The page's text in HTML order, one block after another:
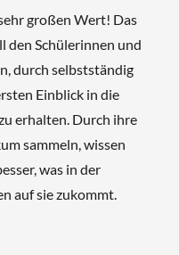
großen Wert! Das
den Schülerinnen und
durch selbstständig
Einblick in die
erhalten. Durch ihre
sammeln, wissen
was in der
auf sie zukommt.